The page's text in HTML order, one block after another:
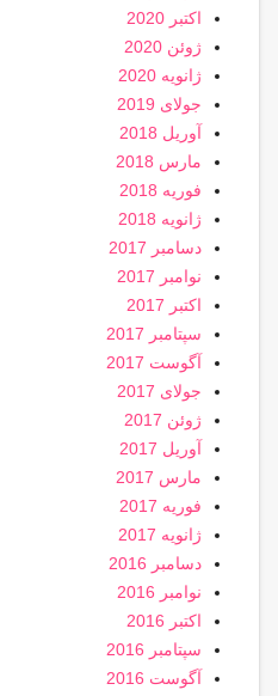
اکتبر 2020
ژوئن 2020
ژانویه 2020
جولای 2019
آوریل 2018
مارس 2018
فوریه 2018
ژانویه 2018
دسامبر 2017
نوامبر 2017
اکتبر 2017
سپتامبر 2017
آگوست 2017
جولای 2017
ژوئن 2017
آوریل 2017
مارس 2017
فوریه 2017
ژانویه 2017
دسامبر 2016
نوامبر 2016
اکتبر 2016
سپتامبر 2016
آگوست 2016